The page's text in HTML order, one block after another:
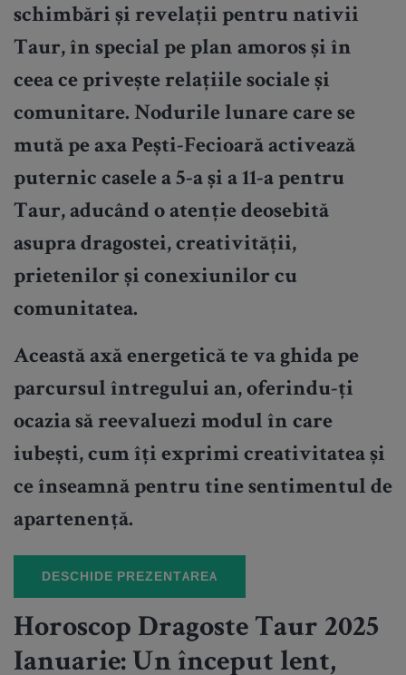
schimbări și revelații pentru nativii
Taur, în special pe plan amoros și în
ceea ce privește relațiile sociale și
comunitare. Nodurile lunare care se
mută pe axa Pești-Fecioară activează
puternic casele a 5-a și a 11-a pentru
Taur, aducând o atenție deosebită
asupra dragostei, creativității,
prietenilor și conexiunilor cu
comunitatea.
Această axă energetică te va ghida pe
parcursul întregului an, oferindu-ți
ocazia să reevaluezi modul în care
iubești, cum îți exprimi creativitatea și
ce înseamnă pentru tine sentimentul de
apartenență.
DESCHIDE PREZENTAREA
Horoscop Dragoste Taur 2025
Ianuarie: Un început lent,